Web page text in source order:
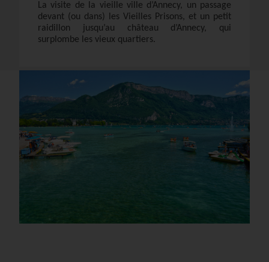
La visite de la vieille ville d’Annecy, un passage
devant (ou dans) les Vieilles Prisons, et un petit
raidillon jusqu’au château d’Annecy, qui
surplombe les vieux quartiers.